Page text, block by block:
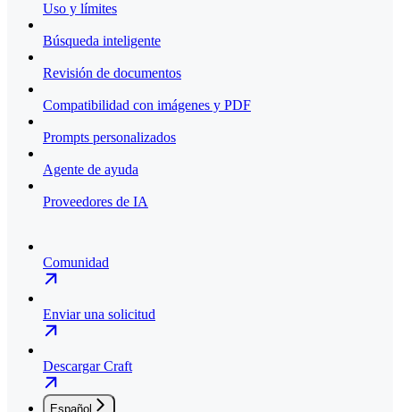
Uso y límites
Búsqueda inteligente
Revisión de documentos
Compatibilidad con imágenes y PDF
Prompts personalizados
Agente de ayuda
Proveedores de IA
Comunidad
Enviar una solicitud
Descargar Craft
Español